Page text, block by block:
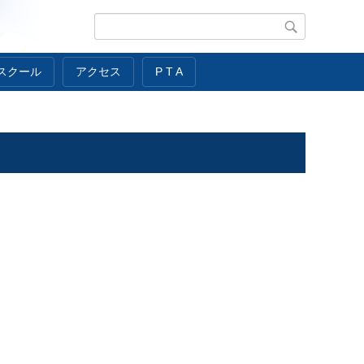
クール アクセス P T A